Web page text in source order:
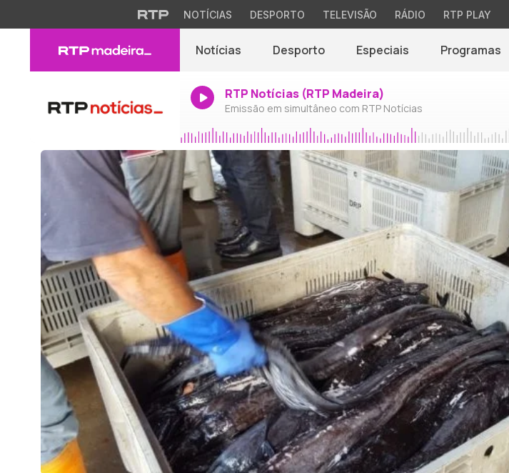
NOTÍCIAS DESPORTO TELEVISÃO RÁDIO RTP PLAY
Notícias Desporto Especiais Programas
RTP Notícias (RTP Madeira)
Emissão em simultâneo com RTP Notícias